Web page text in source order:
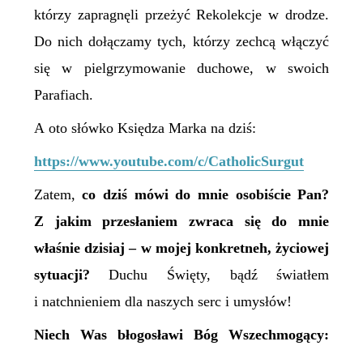
którzy zapragnęli przeżyć Rekolekcje w drodze.
Do nich dołączamy tych, którzy zechcą włączyć
się w pielgrzymowanie duchowe, w swoich
Parafiach.
A oto słówko Księdza Marka na dziś:
https://www.youtube.com/c/CatholicSurgut
Zatem,co dziś mówi do mnie osobiście Pan?
Z jakim przesłaniem zwraca się do mnie
właśnie dzisiaj – w mojej konkretneh, życiowej
sytuacji? Duchu Święty, bądź światłem
i natchnieniem dla naszych serc i umysłów!
Niech Was błogosławi Bóg Wszechmogący: